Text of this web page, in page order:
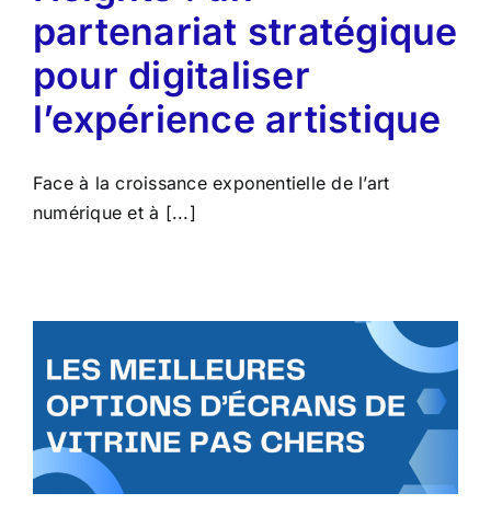
partenariat stratégique
pour digitaliser
l’expérience artistique
Face à la croissance exponentielle de l’art
numérique et à [...]